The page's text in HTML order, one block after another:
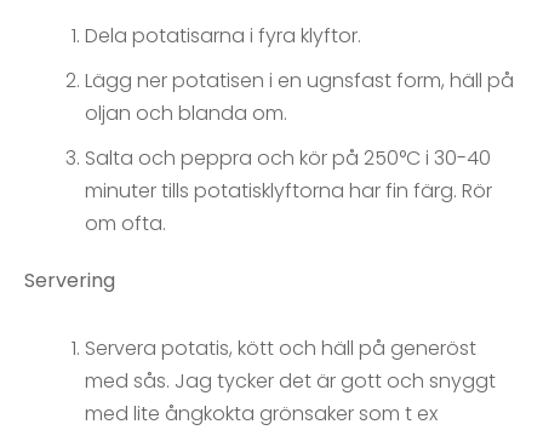
Dela potatisarna i fyra klyftor.
Lägg ner potatisen i en ugnsfast form, häll på
oljan och blanda om.
Salta och peppra och kör på 250°C i 30-40
minuter tills potatisklyftorna har fin färg. Rör
om ofta.
Servering
Servera potatis, kött och häll på generöst
med sås. Jag tycker det är gott och snyggt
med lite ångkokta grönsaker som t ex